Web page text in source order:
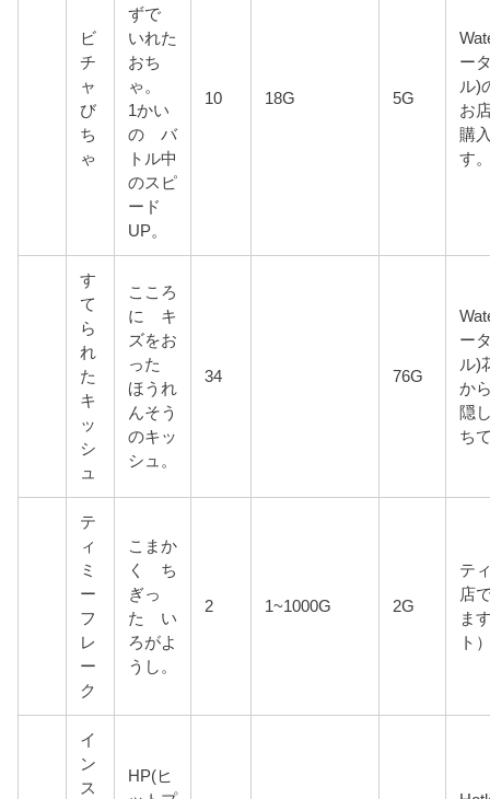
ビ
チ
ャ
び
ち
ゃ
ずで
いれた
おち
ゃ。
1かい
の バ
トル中
のスピ
ード
UP。
10 18G 5G
ー
ル)
お
購
す
す
て
ら
れ
た
キ
ッ
シ
ュ
こころ
に キ
ズをお
った
ほうれ
んそう
のキッ
シュ。
34 76G
ー
ル)
か
隠
ち
テ
ィ
ミ
ー
フ
レ
ー
ク
こまか
く ち
ぎっ
た い
ろがよ
うし。
2 1~1000G 2G
テ
店
ま
ト
イ
ン
ス
HP(ヒ